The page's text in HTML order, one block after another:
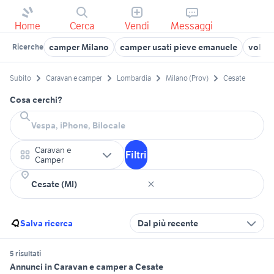
Home Cerca Vendi Messaggi
Ricerche camper Milano camper usati pieve emanuele
Subito Caravan e camper Lombardia Milano (Prov) Cesate
Cosa cerchi?
Caravan e
Camper
Filtri
Salva ricerca Dal più recente
5 risultati
Annunci in Caravan e camper a Cesate